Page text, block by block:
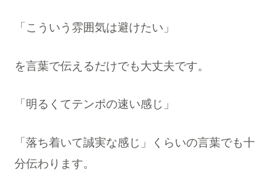
「こういう雰囲気は避けたい」
を言葉で伝えるだけでも大丈夫です。
「明るくてテンポの速い感じ」
「落ち着いて誠実な感じ」くらいの言葉でも十
分伝わります。